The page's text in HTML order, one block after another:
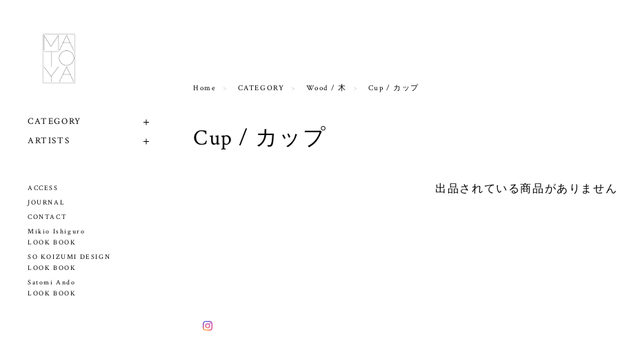
CATEGORY
ARTISTS
ACCESS
JOURNAL
CONTACT
Mikio Ishiguro
LOOK BOOK
SO KOIZUMI DESIGN
LOOK BOOK
Satomi Ando
LOOK BOOK
Home CATEGORY Wood / 木 Cup / カップ
Cup / カップ
出品されている商品がありませ